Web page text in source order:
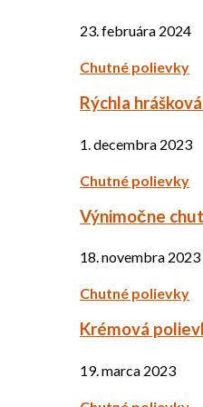
23. februára 2024
Chutné polievky
Rýchla
1. decembra 2023
Chutné polievky
Výnimočne
18. novembra 2023
Chutné polievky
Krémová
19. marca 2023